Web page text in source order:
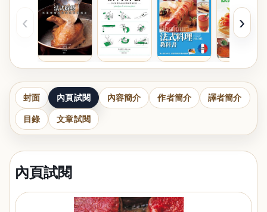
‹ ›
封面 內頁試閱 內容簡介 作者簡介 譯者簡介
目錄 文章試閱
內頁試閱